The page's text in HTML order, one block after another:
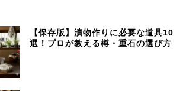
【保存版】漬物作りに必要な道具10
選！プロが教える樽・重石の選び方